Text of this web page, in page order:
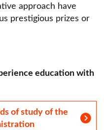
approach have
prestigious prizes or
education with
of study of the